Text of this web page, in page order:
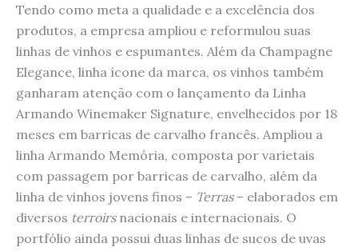
Tendo como meta a qualidade e a excelência dos
produtos, a empresa ampliou e reformulou suas
linhas de vinhos e espumantes. Além da Champagne
Elegance, linha ícone da marca, os vinhos também
ganharam atenção com o lançamento da Linha
Armando Winemaker Signature, envelhecidos por 18
meses em barricas de carvalho francês. Ampliou a
linha Armando Memória, composta por varietais
com passagem por barricas de carvalho, além da
linha de vinhos jovens finos – Terras– elaborados em
diversos terroirsnacionais e internacionais. O
portfólio ainda possui duas linhas de sucos de uvas